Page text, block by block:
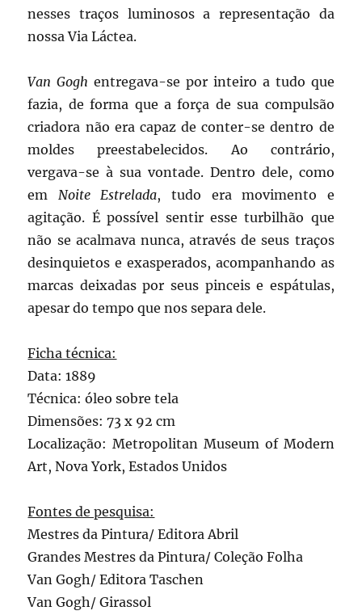
nesses traços luminosos a representação da
nossa Via Láctea.
Van Gogh entregava-se por inteiro a tudo que
fazia, de forma que a força de sua compulsão
criadora não era capaz de conter-se dentro de
moldes preestabelecidos. Ao contrário,
vergava-se à sua vontade. Dentro dele, como
em Noite Estrelada, tudo era movimento e
agitação. É possível sentir esse turbilhão que
não se acalmava nunca, através de seus traços
desinquietos e exasperados, acompanhando as
marcas deixadas por seus pinceis e espátulas,
apesar do tempo que nos separa dele.
Ficha técnica:
Data: 1889
Técnica: óleo sobre tela
Dimensões: 73 x 92 cm
Localização: Metropolitan Museum of Modern
Art, Nova York, Estados Unidos
Fontes de pesquisa:
Mestres da Pintura/ Editora Abril
Grandes Mestres da Pintura/ Coleção Folha
Van Gogh/ Editora Taschen
Van Gogh/ Girassol